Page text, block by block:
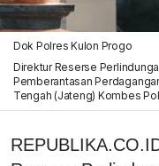
Dok Polres Kulon Progo
Direktur Reserse
Pemberantasan
Tengah (Jateng) Kombes